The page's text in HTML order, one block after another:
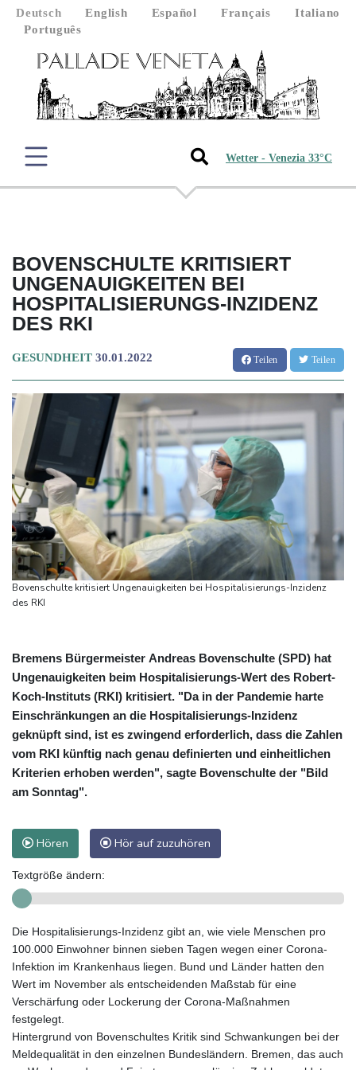
Deutsch English Español Français
Italiano
Português
Wetter - Venezia 33°C
BOVENSCHULTE KRITISIERT
UNGENAUIGKEITEN BEI
HOSPITALISIERUNGS-INZIDENZ
DES RKI
GESUNDHEIT 30.01.2022 Teilen Teilen
Bovenschulte kritisiert Ungenauigkeiten bei Hospitalisierungs-Inzidenz
des RKI
Bremens Bürgermeister Andreas Bovenschulte (SPD) hat
Ungenauigkeiten beim Hospitalisierungs-Wert des Robert-
Koch-Instituts (RKI) kritisiert. "Da in der Pandemie harte
Einschränkungen an die Hospitalisierungs-Inzidenz
geknüpft sind, ist es zwingend erforderlich, dass die Zahlen
vom RKI künftig nach genau definierten und einheitlichen
Kriterien erhoben werden", sagte Bovenschulte der "Bild
am Sonntag".
Hören Hör auf zuzuhören
Textgröße ändern:
Die Hospitalisierungs-Inzidenz gibt an, wie viele Menschen pro
100.000 Einwohner binnen sieben Tagen wegen einer Corona-
Infektion im Krankenhaus liegen. Bund und Länder hatten den
Wert im November als entscheidenden Maßstab für eine
Verschärfung oder Lockerung der Corona-Maßnahmen
festgelegt.
Hintergrund von Bovenschultes Kritik sind Schwankungen bei der
Meldequalität in den einzelnen Bundesländern. Bremen, das auch